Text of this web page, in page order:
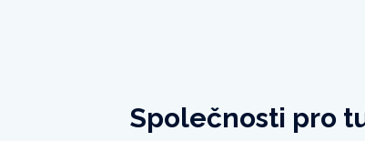
Společnosti pro